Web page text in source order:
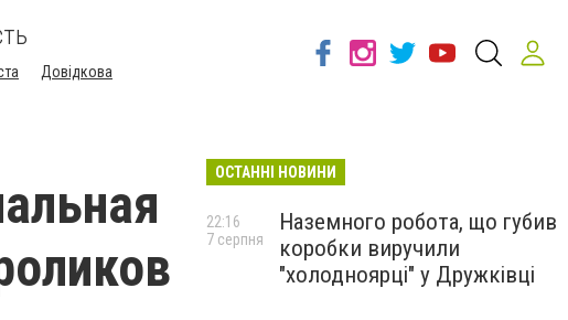
Довідкова
ОСТАННІ НОВИНИ
Наземного робота, що губив
коробки виручили
"холодноярці" у Дружківці
22:16
7 серпня